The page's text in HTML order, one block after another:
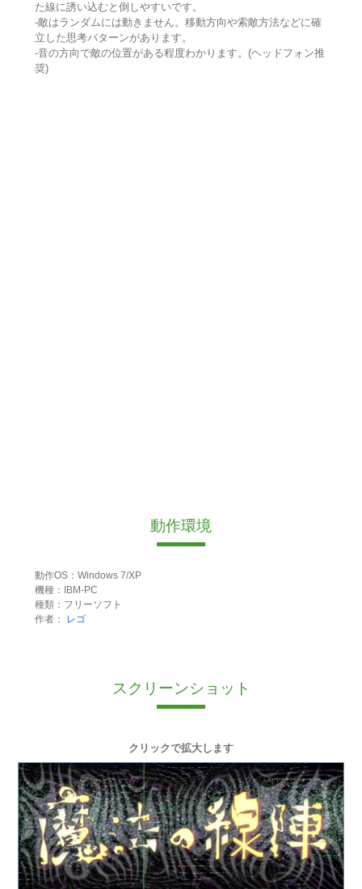
た線に誘い込むと倒しやすいです。
-敵はランダムには動きません。移動方向や索敵方法などに確
立した思考パターンがあります。
-音の方向で敵の位置がある程度わかります。(ヘッドフォン推
奨)
動作環境
動作OS：Windows 7/XP
機種：IBM-PC
種類：フリーソフト
作者：
レゴ
スクリーンショット
クリックで拡大します